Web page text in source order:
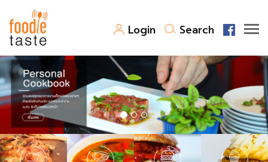
Login Search
สูตรอาหาร
สูตรอาหารล่าสุด
Top Foodie
พาไปชิม
สารพันก้นครัว